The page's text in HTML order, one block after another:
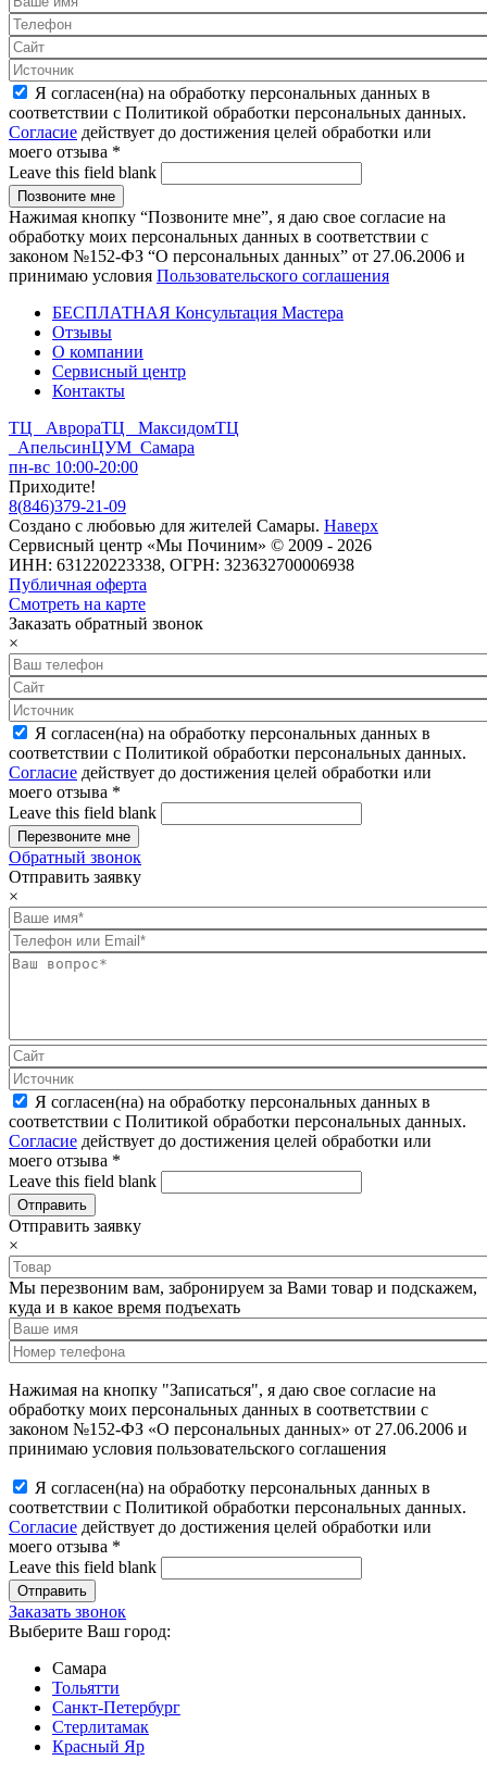
Я согласен(на) на обработку персональных данных в
соответствии с Политикой обработки персональных данных.
Согласие действует до достижения целей обработки или
моего отзыва *
Leave this field blank
Нажимая кнопку “Позвоните мне”, я даю свое согласие на
обработку моих персональных данных в соответствии с
законом №152-ФЗ “О персональных данных” от 27.06.2006 и
принимаю условия Пользовательского соглашения
БЕСПЛАТНАЯ Консультация Мастера
Отзывы
О компании
Сервисный центр
Контакты
ТЦ АврораТЦ МаксидомТЦ
АпельсинЦУМ Самара
пн-вс 10:00-20:00
Приходите!
8(846)379-21-09
Создано с любовью для жителей Самары. Наверх
Сервисный центр «Мы Починим» © 2009 - 2026
ИНН: 631220223338, ОГРН: 323632700006938
Публичная оферта
Смотреть на карте
Заказать обратный звонок
×
Я согласен(на) на обработку персональных данных в
соответствии с Политикой обработки персональных данных.
Согласие действует до достижения целей обработки или
моего отзыва *
Leave this field blank
Обратный звонок
Отправить заявку
×
Я согласен(на) на обработку персональных данных в
соответствии с Политикой обработки персональных данных.
Согласие действует до достижения целей обработки или
моего отзыва *
Leave this field blank
Отправить заявку
×
Мы перезвоним вам, забронируем за Вами товар и подскажем,
куда и в какое время подъехать
Нажимая на кнопку "Записаться", я даю свое согласие на
обработку моих персональных данных в соответствии с
законом №152-ФЗ «О персональных данных» от 27.06.2006 и
принимаю условия пользовательского соглашения
Я согласен(на) на обработку персональных данных в
соответствии с Политикой обработки персональных данных.
Согласие действует до достижения целей обработки или
моего отзыва *
Leave this field blank
Заказать звонок
Выберите Ваш город:
Самара
Тольятти
Санкт-Петербург
Стерлитамак
Красный Яр